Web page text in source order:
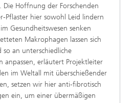
Die Hoffnung der Forschenden
Pflaster hier sowohl Leid lindern
Gesundheitswesen senken
Makrophagen lassen sich
an unterschiedliche
anpassen, erläutert Projektleiter
im Weltall mit überschießender
setzen wir hier anti-fibrotisch
ein, um einer übermäßigen